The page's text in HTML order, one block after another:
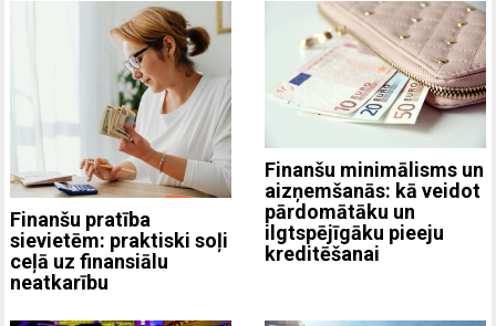
Finanšu pratība
sievietēm: praktiski soļi
ceļā uz finansiālu
neatkarību
Finanšu minimālisms un
aizņemšanās: kā veidot
pārdomātāku un
ilgtspējīgāku pieeju
kreditēšanai